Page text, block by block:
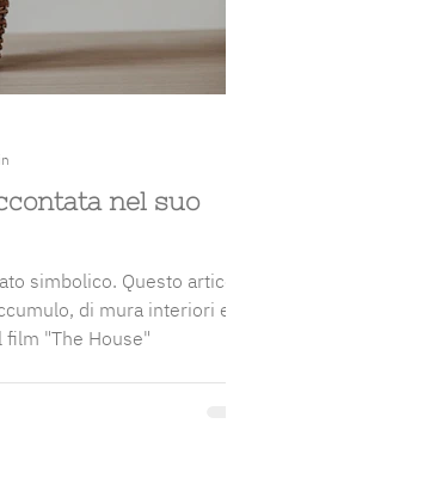
nel suo
simbolico. Questo articolo
di mura interiori e di
film "The House"